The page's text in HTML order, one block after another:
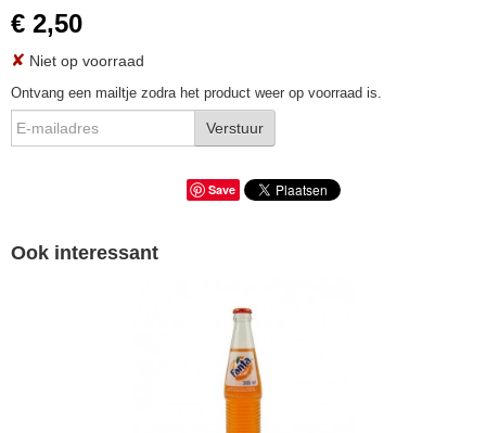
€ 2,50
✘ Niet op voorraad
Ontvang een mailtje zodra het product weer op voorraad is.
Verstuur
Save
Ook interessant